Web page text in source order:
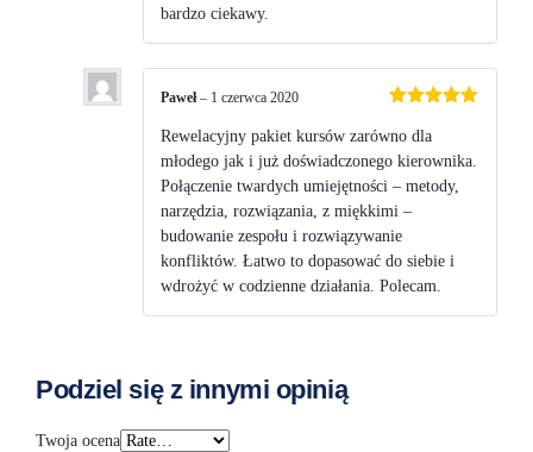
bardzo ciekawy.
na 5
Paweł– 1 czerwca 2020
Rewelacyjny pakiet kursów zarówno dla
młodego jak i już doświadczonego kierownika.
Połączenie twardych umiejętności – metody,
narzędzia, rozwiązania, z miękkimi –
budowanie zespołu i rozwiązywanie
konfliktów. Łatwo to dopasować do siebie i
wdrożyć w codzienne działania. Polecam.
Podziel się z innymi opinią
Twoja ocena